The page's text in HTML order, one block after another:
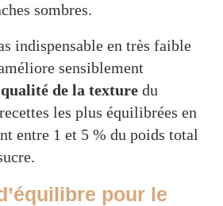
sombres.
indispensable en très faible
sensiblement
de la texture du
les plus équilibrées en
entre 1 et 5 % du poids total
pour le